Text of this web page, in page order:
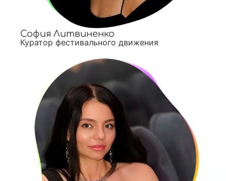
София Литвиненко
Куратор фестивального движения